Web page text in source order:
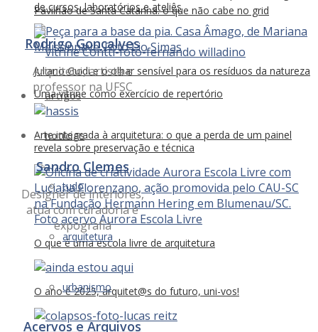
de cursos, laboratórios e ateliês
Juliano Guidi e o olhar sensível para os resíduos da natureza
artigos
Arte integrada à arquitetura: o que a perda de um painel
revela sobre preservação e técnica
O que é uma escola livre de arquitetura
O ano é 2025, arquitet@s do futuro, uni-vos!
Pavilhão de Santa Catarina: o que não cabe no grid
Uma vitrine como exercício de repertório
notícias
tudo
arquitetura
urbanismo
Rodrigo Gonçalves
Arquiteto, artista e
professor na UFSC
Sandro Clemes
Designer de interiores,
atua com curadoria e
expografia
Acervos e Arquivos